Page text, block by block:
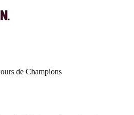
de Champions